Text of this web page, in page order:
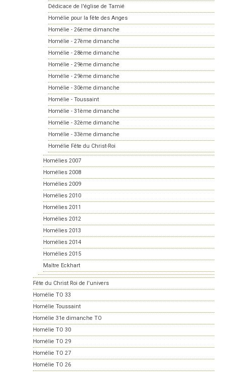
Dédicace de l'église de Tamié
Homélie pour la fête des Anges
Homélie - 26ème dimanche
Homélie - 27ème dimanche
Homélie - 28ème dimanche
Homélie - 29ème dimanche
Homélie - 29ème dimanche
Homélie - 30ème dimanche
Homélie - Toussaint
Homélie - 31ème dimanche
Homélie - 32ème dimanche
Homélie - 33ème dimanche
Homélie Fête du Christ-Roi
Homélies 2007
Homélies 2008
Homélies 2009
Homélies 2010
Homélies 2011
Homélies 2012
Homélies 2013
Homélies 2014
Homélies 2015
Maître Eckhart
Fête du Christ Roi de l'univers
Homélie TO 33
Homélie Toussaint
Homélie 31e dimanche TO
Homélie TO 30
Homélie TO 29
Homélie TO 27
Homélie TO 26